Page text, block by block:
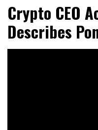
Crypto CEO
Describes